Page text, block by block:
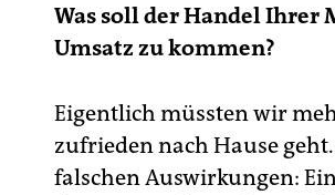
Was soll der Handel Ihrer
Umsatz zu kommen?
Eigentlich müssten wir
zufrieden nach Hause
falschen Auswirkungen: